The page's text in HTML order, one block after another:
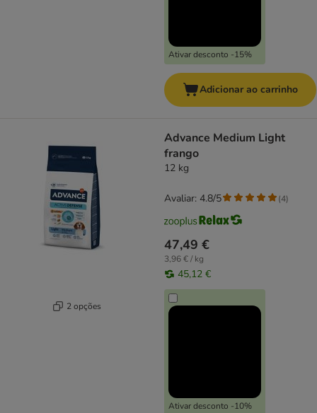
Ativar desconto -15%
Adicionar ao carrinho
2 opções
Advance Medium Light
frango
12 kg
47,49 €
3,96 € / kg
45,12 €
Ativar desconto -10%
Avaliar: 4.8/5 (4)